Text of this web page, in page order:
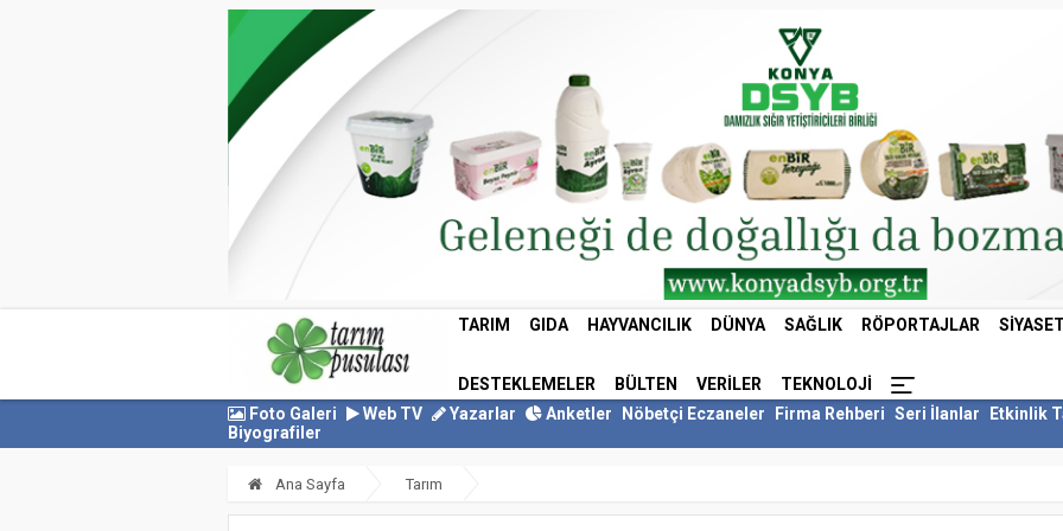
TARIM GIDA HAYVANCILIK DÜNYA SAĞLIK RÖPORTAJLAR SIYASET
DESTEKLEMELER BÜLTEN VERILER
TEKNOLOJI
Foto Galeri
Web TV Yazarlar Anketler Nöbetçi Eczaneler Firma Rehberi Seri İlanlar
Etkinlik
Biyografiler
Ana Sayfa Tarım